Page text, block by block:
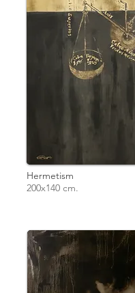
Hermetism
200x140 cm.